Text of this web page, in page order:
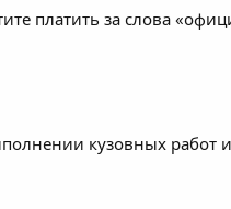
платить за слова
кузовных работ